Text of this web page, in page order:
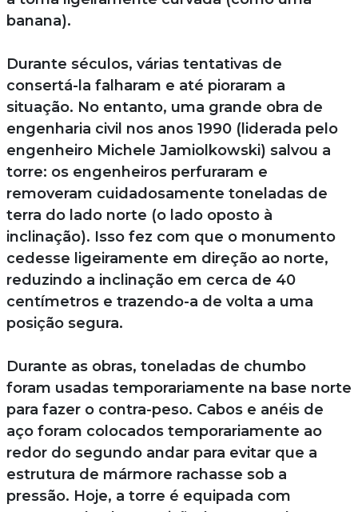
banana).
Durante séculos, várias tentativas de
consertá-la falharam e até pioraram a
situação. No entanto, uma grande obra de
engenharia civil nos anos 1990 (liderada pelo
engenheiro Michele Jamiolkowski) salvou a
torre: os engenheiros perfuraram e
removeram cuidadosamente toneladas de
terra do lado norte (o lado oposto à
inclinação). Isso fez com que o monumento
cedesse ligeiramente em direção ao norte,
reduzindo a inclinação em cerca de 40
centímetros e trazendo-a de volta a uma
posição segura.
Durante as obras, toneladas de chumbo
foram usadas temporariamente na base norte
para fazer o contra-peso. Cabos e anéis de
aço foram colocados temporariamente ao
redor do segundo andar para evitar que a
estrutura de mármore rachasse sob a
pressão. Hoje, a torre é equipada com